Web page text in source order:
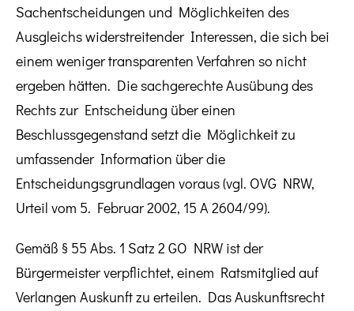
Sachentscheidungen und Möglichkeiten des
Ausgleichs widerstreitender Interessen, die sich bei
einem weniger transparenten Verfahren so nicht
ergeben hätten. Die sachgerechte Ausübung des
Rechts zur Entscheidung über einen
Beschlussgegenstand setzt die Möglichkeit zu
umfassender Information über die
Entscheidungsgrundlagen voraus (vgl. OVG NRW,
Urteil vom 5. Februar 2002, 15 A 2604/99).
Gemäß § 55 Abs. 1 Satz 2 GO NRW ist der
Bürgermeister verpflichtet, einem Ratsmitglied auf
Verlangen Auskunft zu erteilen. Das Auskunftsrecht